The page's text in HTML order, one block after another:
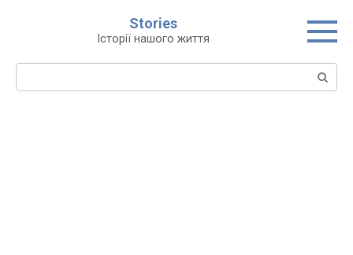
Stories
Історії нашого життя
Пошук: